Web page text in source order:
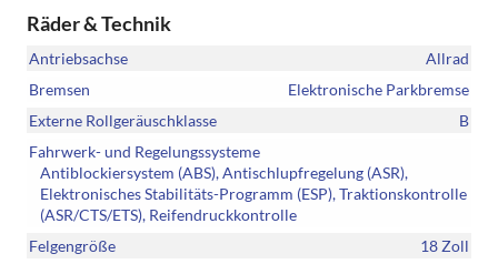
Räder & Technik
Antriebsachse
Allrad
Bremsen
Elektronische Parkbremse
Externe Rollgeräuschklasse
B
Fahrwerk- und Regelungssysteme
Antiblockiersystem (ABS), Antischlupfregelung (ASR),
Elektronisches Stabilitäts-Programm (ESP), Traktionskontrolle
(ASR/CTS/ETS), Reifendruckkontrolle
Felgengröße
18 Zoll